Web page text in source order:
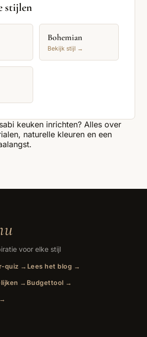
stijlen
Bohemian
Bekijk stijl →
keuken inrichten? Alles over
naturelle kleuren en een
voor elke stijl
quiz → Lees het blog →
→ Budgettool →